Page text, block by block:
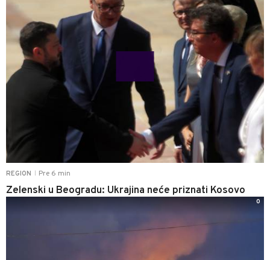
REGION Pre 6 min
Zelenski u Beogradu: Ukrajina neće priznati Kosovo
0